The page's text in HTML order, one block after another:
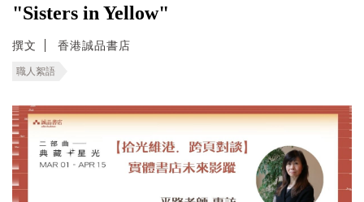
"Sisters in Yellow"
撰文 香港誠品書店
職人絮語